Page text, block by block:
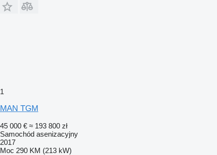
1
MAN TGM
45 000 € ≈ 193 800 zł
Samochód asenizacyjny
2017
Moc 290 KM (213 kW)